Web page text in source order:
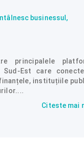
businessul,
principalele
Est care
instituțiile
Citeste mai